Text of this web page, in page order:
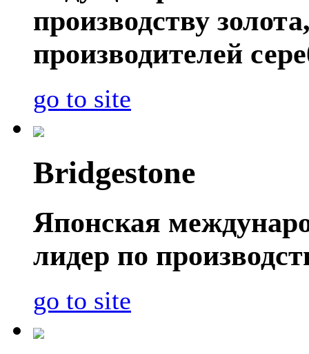
производству
производителей
go to site
Bridgestone
Японская
лидер по
go to site